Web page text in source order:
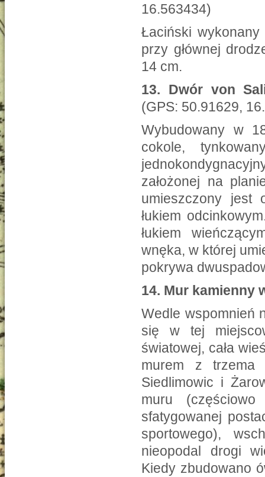
16.563434)
Łaciński
przy głównej
14 cm.
13.
Dwór von
(GPS: 50.91629,
Wybudowany w
cokole,
założonej na
umieszczony jest
łukiem
łukiem
wnęka, w której
pokrywa
14. Mur kamienny
Wedle wspomnień
się w tej
światowej, cała
murem z trzema
Siedlimowic i
muru
sfatygowanej
sportowego),
nieopodal drogi
Kiedy zbudowano